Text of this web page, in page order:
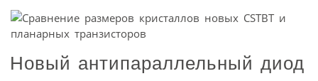
Новый антипараллельный диод